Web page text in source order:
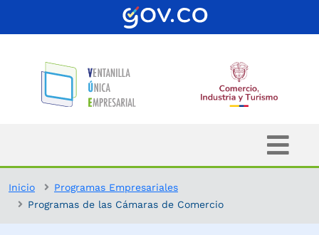
Inicio
Programas Empresariales
Programas de las Cámaras de Comercio